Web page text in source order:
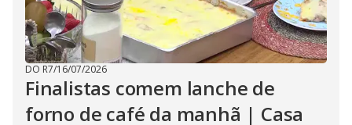
DO R7/16/07/2026
Finalistas comem lanche de
forno de café da manhã | Casa